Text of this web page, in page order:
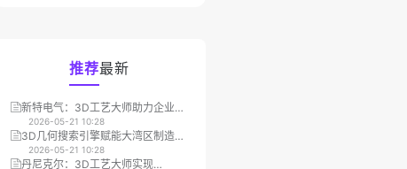
推荐最新
新特电气：3D工艺大师助力企业数
字化转型
2026-05-21 10:28
3D几何搜索引擎赋能大湾区制造
业，重塑3D模型重用与管理效率
2026-05-21 10:28
丹尼克尔：3D工艺大师实现